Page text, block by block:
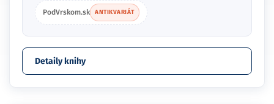
PodVrskom.sk ANTIKVARIÁT
Detaily knihy